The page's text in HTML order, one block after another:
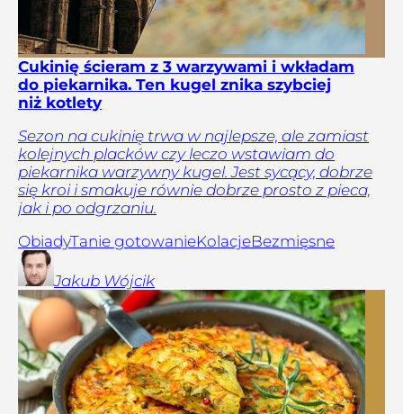
Cukinię ścieram z 3 warzywami i wkładam
do piekarnika. Ten kugel znika szybciej
niż kotlety
Sezon na cukinię trwa w najlepsze, ale zamiast
kolejnych placków czy leczo wstawiam do
piekarnika warzywny kugel. Jest sycący, dobrze
się kroi i smakuje równie dobrze prosto z pieca,
jak i po odgrzaniu.
ObiadyTanie gotowanieKolacjeBezmięsne
Jakub Wójcik